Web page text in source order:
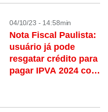
04/10/23 - 14:58min
Nota Fiscal Paulista:
usuário já pode
resgatar crédito para
pagar IPVA 2024 com